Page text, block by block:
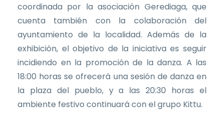
coordinada por la asociación Gerediaga, que
cuenta también con la colaboración del
ayuntamiento de la localidad. Además de la
exhibición, el objetivo de la iniciativa es seguir
incidiendo en la promoción de la danza. A las
18:00 horas se ofrecerá una sesión de danza en
la plaza del pueblo, y a las 20:30 horas el
ambiente festivo continuará con el grupo Kittu.